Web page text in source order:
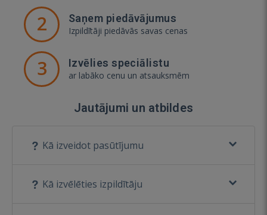
2 Saņem piedāvājumus
Izpildītāji piedāvās savas cenas
3 Izvēlies speciālistu
ar labāko cenu un atsauksmēm
Jautājumi un atbildes
Kā izveidot pasūtījumu
Kā izvēlēties izpildītāju